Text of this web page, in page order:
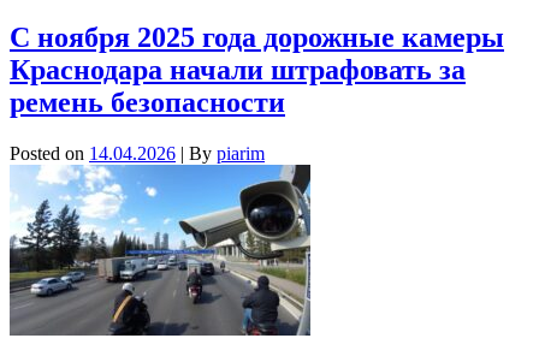
С ноября 2025 года дорожные камеры
Краснодара начали штрафовать за
ремень безопасности
Posted on 14.04.2026 | By piarim